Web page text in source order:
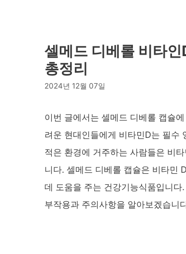
셀메드 디베롤 비타
총정리
2024년 12월 07일
이번 글에서는 셀메드 디베롤 캡슐
려운 현대인들에게 비타민D는 필수
적은 환경에 거주하는 사람들은 비
니다. 셀메드 디베롤 캡슐은 비타민
데 도움을 주는 건강기능식품입니
부작용과 주의사항을 알아보겠습니